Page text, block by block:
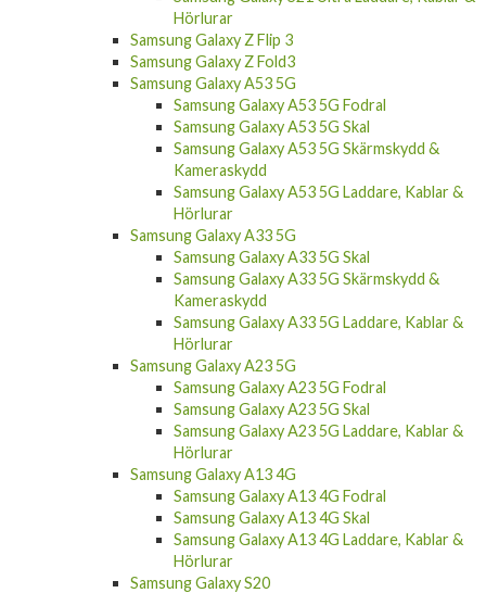
Hörlurar
Samsung Galaxy Z Flip 3
Samsung Galaxy Z Fold3
Samsung Galaxy A53 5G
Samsung Galaxy A53 5G Fodral
Samsung Galaxy A53 5G Skal
Samsung Galaxy A53 5G Skärmskydd &
Kameraskydd
Samsung Galaxy A53 5G Laddare, Kablar &
Hörlurar
Samsung Galaxy A33 5G
Samsung Galaxy A33 5G Skal
Samsung Galaxy A33 5G Skärmskydd &
Kameraskydd
Samsung Galaxy A33 5G Laddare, Kablar &
Hörlurar
Samsung Galaxy A23 5G
Samsung Galaxy A23 5G Fodral
Samsung Galaxy A23 5G Skal
Samsung Galaxy A23 5G Laddare, Kablar &
Hörlurar
Samsung Galaxy A13 4G
Samsung Galaxy A13 4G Fodral
Samsung Galaxy A13 4G Skal
Samsung Galaxy A13 4G Laddare, Kablar &
Hörlurar
Samsung Galaxy S20